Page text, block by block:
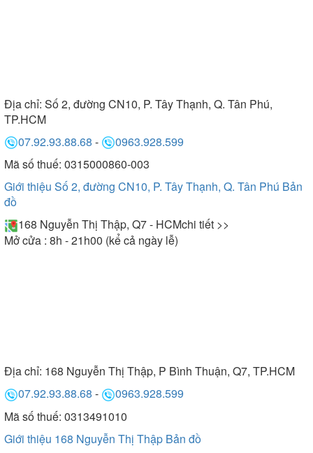
Địa chỉ: Số 2, đường CN10, P. Tây Thạnh, Q. Tân Phú,
TP.HCM
07.92.93.88.68 -
0963.928.599
Mã số thuế: 0315000860-003
Giới thiệu Số 2, đường CN10, P. Tây Thạnh, Q. Tân Phú Bản
đồ
168 Nguyễn Thị Thập, Q7 - HCMchi tiết >>
Mở cửa : 8h - 21h00 (kể cả ngày lễ)
Địa chỉ: 168 Nguyễn Thị Thập, P Bình Thuận, Q7, TP.HCM
07.92.93.88.68 -
0963.928.599
Mã số thuế: 0313491010
Giới thiệu 168 Nguyễn Thị Thập Bản đồ